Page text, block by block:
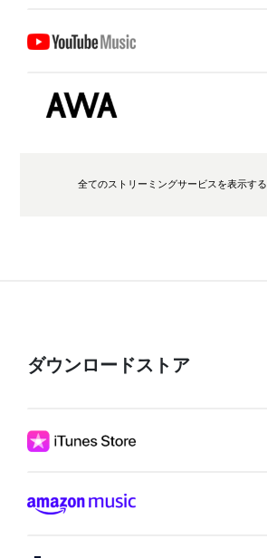
全てのストリーミングサービスを表示する
ダウンロードストア